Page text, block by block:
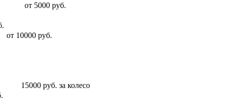
от 5000 руб.
от 10000 руб.
15000 руб. за колесо